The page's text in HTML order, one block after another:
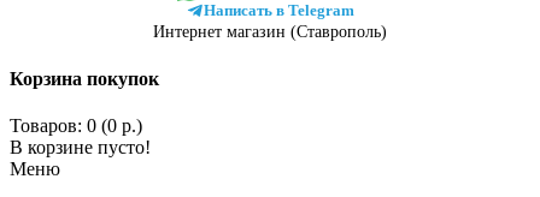
Написать в Telegram
Интернет магазин (Ставрополь)
Корзина покупок
Товаров: 0 (0 р.)
В корзине пусто!
Меню